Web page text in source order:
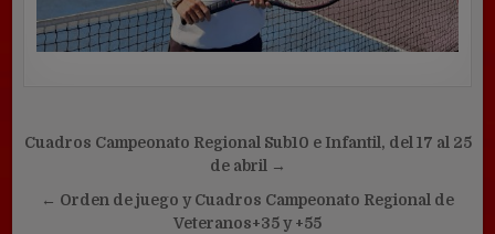
Navegación
entradas
Cuadros Campeonato Regional Sub10 e Infantil, del 17 al 25
de abril →
← Orden de juego y Cuadros Campeonato Regional de
Veteranos+35 y +55